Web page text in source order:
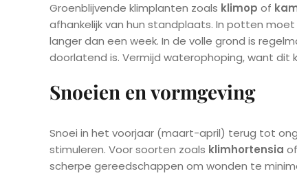
Groenblijvende klimplanten zoals klimop of
afhankelijk van hun standplaats. In potten
langer dan een week. In de volle grond is
doorlatend is. Vermijd waterophoping, want dit
Snoeien en vormgeving
Snoei in het voorjaar (maart-april) terug tot
stimuleren. Voor soorten zoals klimhortensia of
scherpe gereedschappen om wonden te